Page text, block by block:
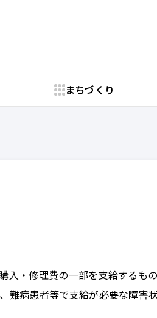
まちづくり
入・修理費の一部を支給するも
難病患者等で支給が必要な障害